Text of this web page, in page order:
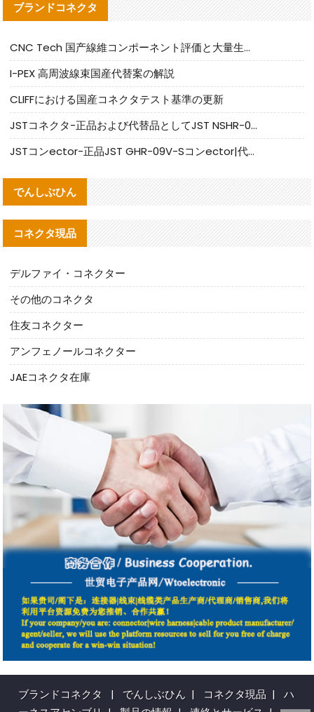
ブランドコネクタ
CNC Tech 国产線維コンポーネント評価と大量生産適合ガイド
I-PEX 高周波線束国産代替案の解説
CLIFFにおける国産コネクタテスト基準の更新
JSTコネクタ-正品および代替品としてJST NSHR-02V-Sコネクタを提供します
JSTコンector-正品JST GHR-09V-Sコンector|代替品提供
でんしぶひん
コネクタ現品
デルファイ・コネクター
その他のコネクタ
住友コネクター
アンフェノールコネクター
JAEコネクタ在庫
ブランドコネクタ | でんしぶひん | コネクタ現品 |
ハ